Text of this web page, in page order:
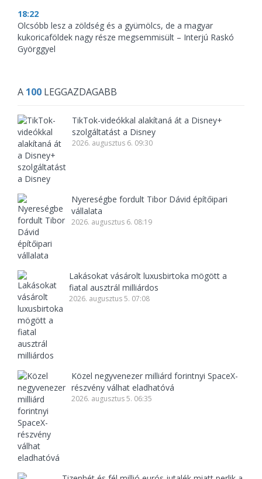
18:22
Olcsóbb lesz a zöldség és a gyümölcs, de a magyar
kukoricaföldek nagy része megsemmisült – Interjú Raskó
Györggyel
A 100 LEGGAZDAGABB
TikTok-videókkal alakítaná át a Disney+
szolgáltatást a Disney
2026. augusztus 6. 09:30
Nyereségbe fordult Tibor Dávid építőipari
vállalata
2026. augusztus 6. 08:19
Lakásokat vásárolt luxusbirtoka mögött a
fiatal ausztrál milliárdos
2026. augusztus 5. 07:08
Közel negyvenezer milliárd forintnyi SpaceX-
részvény válhat eladhatóvá
2026. augusztus 5. 06:35